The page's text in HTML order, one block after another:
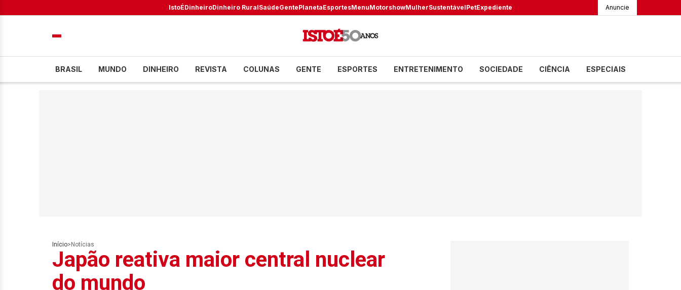
IstoÉDinheiroDinheiro RuralSaúdeGentePlanetaEsportesMenuMotorshowMulherSustentávelPetExpediente Anuncie
BRASIL MUNDO DINHEIRO REVISTA COLUNAS GENTE ESPORTES ENTRETENIMENTO SOCIEDADE CIÊNCIA ESPECIAIS
Início> Notícias
Japão reativa maior central nuclear
do mundo